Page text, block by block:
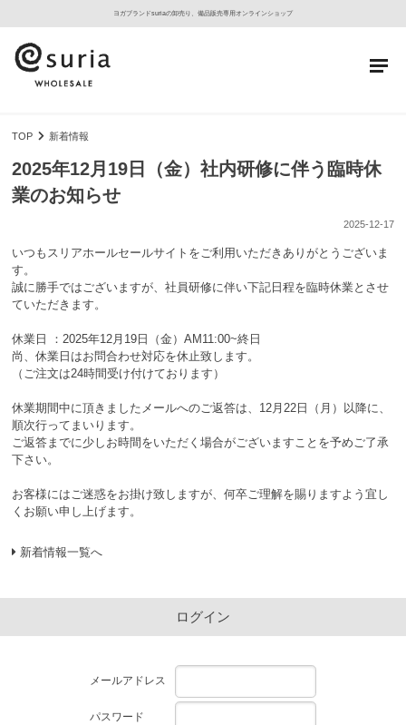
ヨガブランドsuriaの卸売り、備品販売専用オンラインショップ
TOP 新着情報
2025年12月19日（金）社内研修に伴う臨時休
業のお知らせ
2025-12-17
いつもスリアホールセールサイトをご利用いただきありがとうございま
す。
誠に勝手ではございますが、社員研修に伴い下記日程を臨時休業とさせ
ていただきます。
休業日 ：2025年12月19日（金）AM11:00~終日
尚、休業日はお問合わせ対応を休止致します。
（ご注文は24時間受け付けております）
休業期間中に頂きましたメールへのご返答は、12月22日（月）以降に、
順次行ってまいります。
ご返答までに少しお時間をいただく場合がございますことを予めご了承
下さい。
お客様にはご迷惑をお掛け致しますが、何卒ご理解を賜りますよう宜し
くお願い申し上げます。
新着情報一覧へ
ログイン
メールアドレス
パスワード